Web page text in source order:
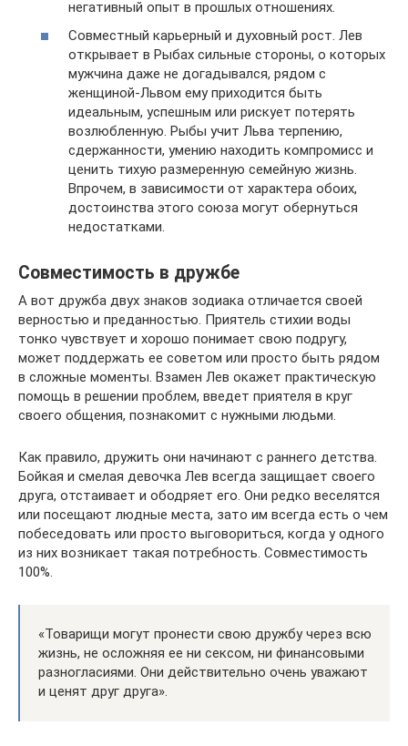
негативный опыт в прошлых отношениях.
Совместный карьерный и духовный рост. Лев
открывает в Рыбах сильные стороны, о которых
мужчина даже не догадывался, рядом с
женщиной-Львом ему приходится быть
идеальным, успешным или рискует потерять
возлюбленную. Рыбы учит Льва терпению,
сдержанности, умению находить компромисс и
ценить тихую размеренную семейную жизнь.
Впрочем, в зависимости от характера обоих,
достоинства этого союза могут обернуться
недостатками.
Совместимость в дружбе
А вот дружба двух знаков зодиака отличается своей
верностью и преданностью. Приятель стихии воды
тонко чувствует и хорошо понимает свою подругу,
может поддержать ее советом или просто быть рядом
в сложные моменты. Взамен Лев окажет практическую
помощь в решении проблем, введет приятеля в круг
своего общения, познакомит с нужными людьми.
Как правило, дружить они начинают с раннего детства.
Бойкая и смелая девочка Лев всегда защищает своего
друга, отстаивает и ободряет его. Они редко веселятся
или посещают людные места, зато им всегда есть о чем
побеседовать или просто выговориться, когда у одного
из них возникает такая потребность. Совместимость
100%.
«Товарищи могут пронести свою дружбу через всю
жизнь, не осложняя ее ни сексом, ни финансовыми
разногласиями. Они действительно очень уважают
и ценят друг друга».